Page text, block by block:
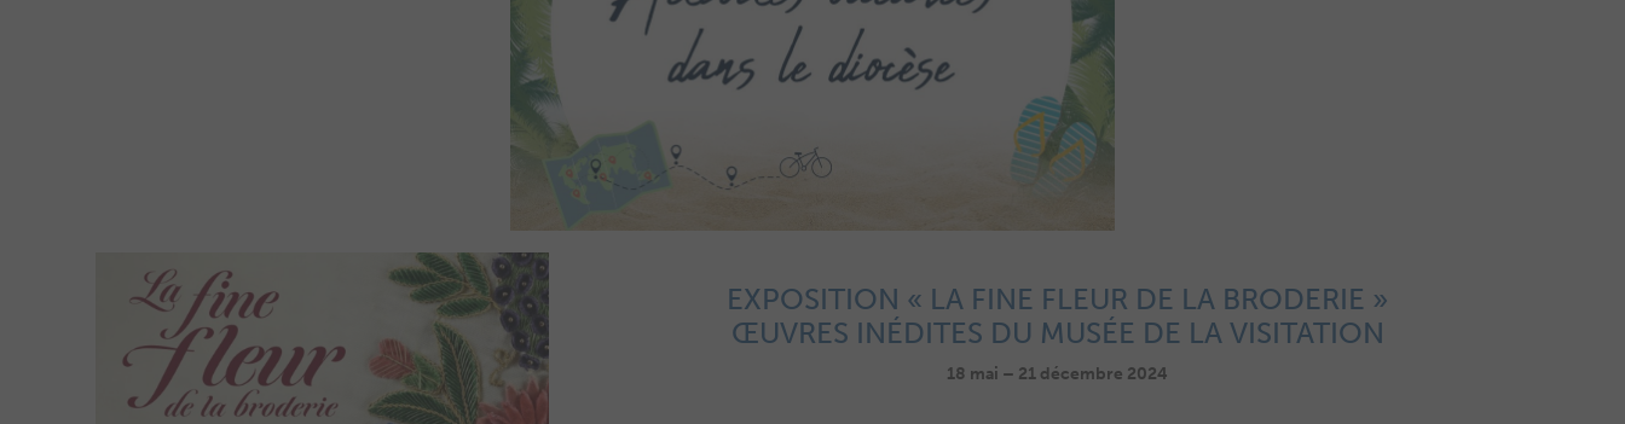
EXPOSITION « LA FINE FLEUR DE LA BRODERIE »
ŒUVRES INÉDITES DU MUSÉE DE LA VISITATION
18 mai – 21 décembre 2024